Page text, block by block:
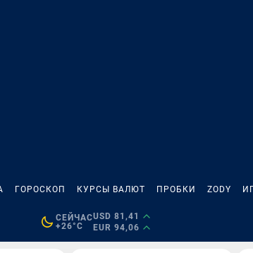
ГОРОСКОП КУРСЫ ВАЛЮТ ПРОБКИ ZODY
СЕЙЧАС
+26°C
USD 81,41
EUR 94,06